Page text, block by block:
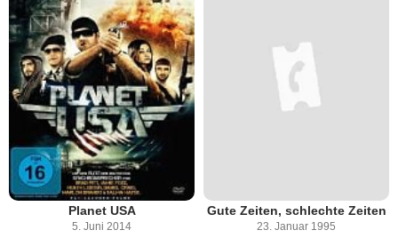
Planet USA
5. Juni 2014
Gute Zeiten, schlechte Zeiten
23. Januar 1995